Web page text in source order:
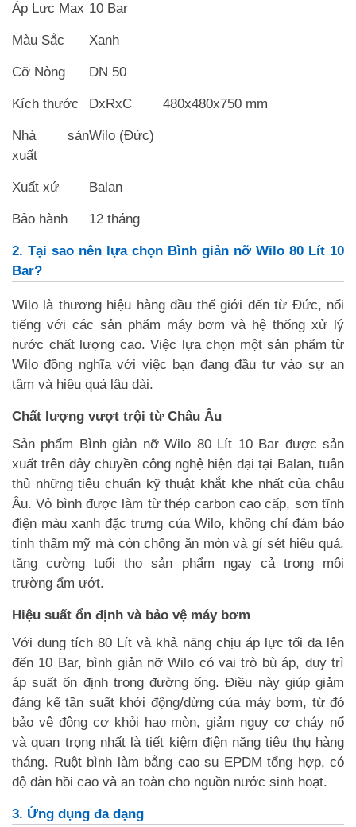
Áp Lực Max 10 Bar
Màu Sắc Xanh
Cỡ Nòng DN 50
Kích thước DxRxC 480x480x750 mm
Nhà sản
xuất
Wilo (Đức)
Xuất xứ Balan
Bảo hành 12 tháng
2. Tại sao nên lựa chọn Bình giản nỡ Wilo 80 Lít 10
Bar?
Wilo là thương hiệu hàng đầu thế giới đến từ Đức, nổi
tiếng với các sản phẩm máy bơm và hệ thống xử lý
nước chất lượng cao. Việc lựa chọn một sản phẩm từ
Wilo đồng nghĩa với việc bạn đang đầu tư vào sự an
tâm và hiệu quả lâu dài.
Chất lượng vượt trội từ Châu Âu
Sản phẩm Bình giản nỡ Wilo 80 Lít 10 Bar được sản
xuất trên dây chuyền công nghệ hiện đại tại Balan, tuân
thủ những tiêu chuẩn kỹ thuật khắt khe nhất của châu
Âu. Vỏ bình được làm từ thép carbon cao cấp, sơn tĩnh
điện màu xanh đặc trưng của Wilo, không chỉ đảm bảo
tính thẩm mỹ mà còn chống ăn mòn và gỉ sét hiệu quả,
tăng cường tuổi thọ sản phẩm ngay cả trong môi
trường ẩm ướt.
Hiệu suất ổn định và bảo vệ máy bơm
Với dung tích 80 Lít và khả năng chịu áp lực tối đa lên
đến 10 Bar, bình giản nỡ Wilo có vai trò bù áp, duy trì
áp suất ổn định trong đường ống. Điều này giúp giảm
đáng kể tần suất khởi động/dừng của máy bơm, từ đó
bảo vệ động cơ khỏi hao mòn, giảm nguy cơ cháy nổ
và quan trọng nhất là tiết kiệm điện năng tiêu thụ hàng
tháng. Ruột bình làm bằng cao su EPDM tổng hợp, có
độ đàn hồi cao và an toàn cho nguồn nước sinh hoạt.
3. Ứng dụng đa dạng